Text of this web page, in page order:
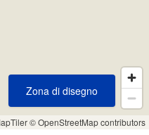
© OpenStreetMap contributors
Zona di disegno
Zona di disegno